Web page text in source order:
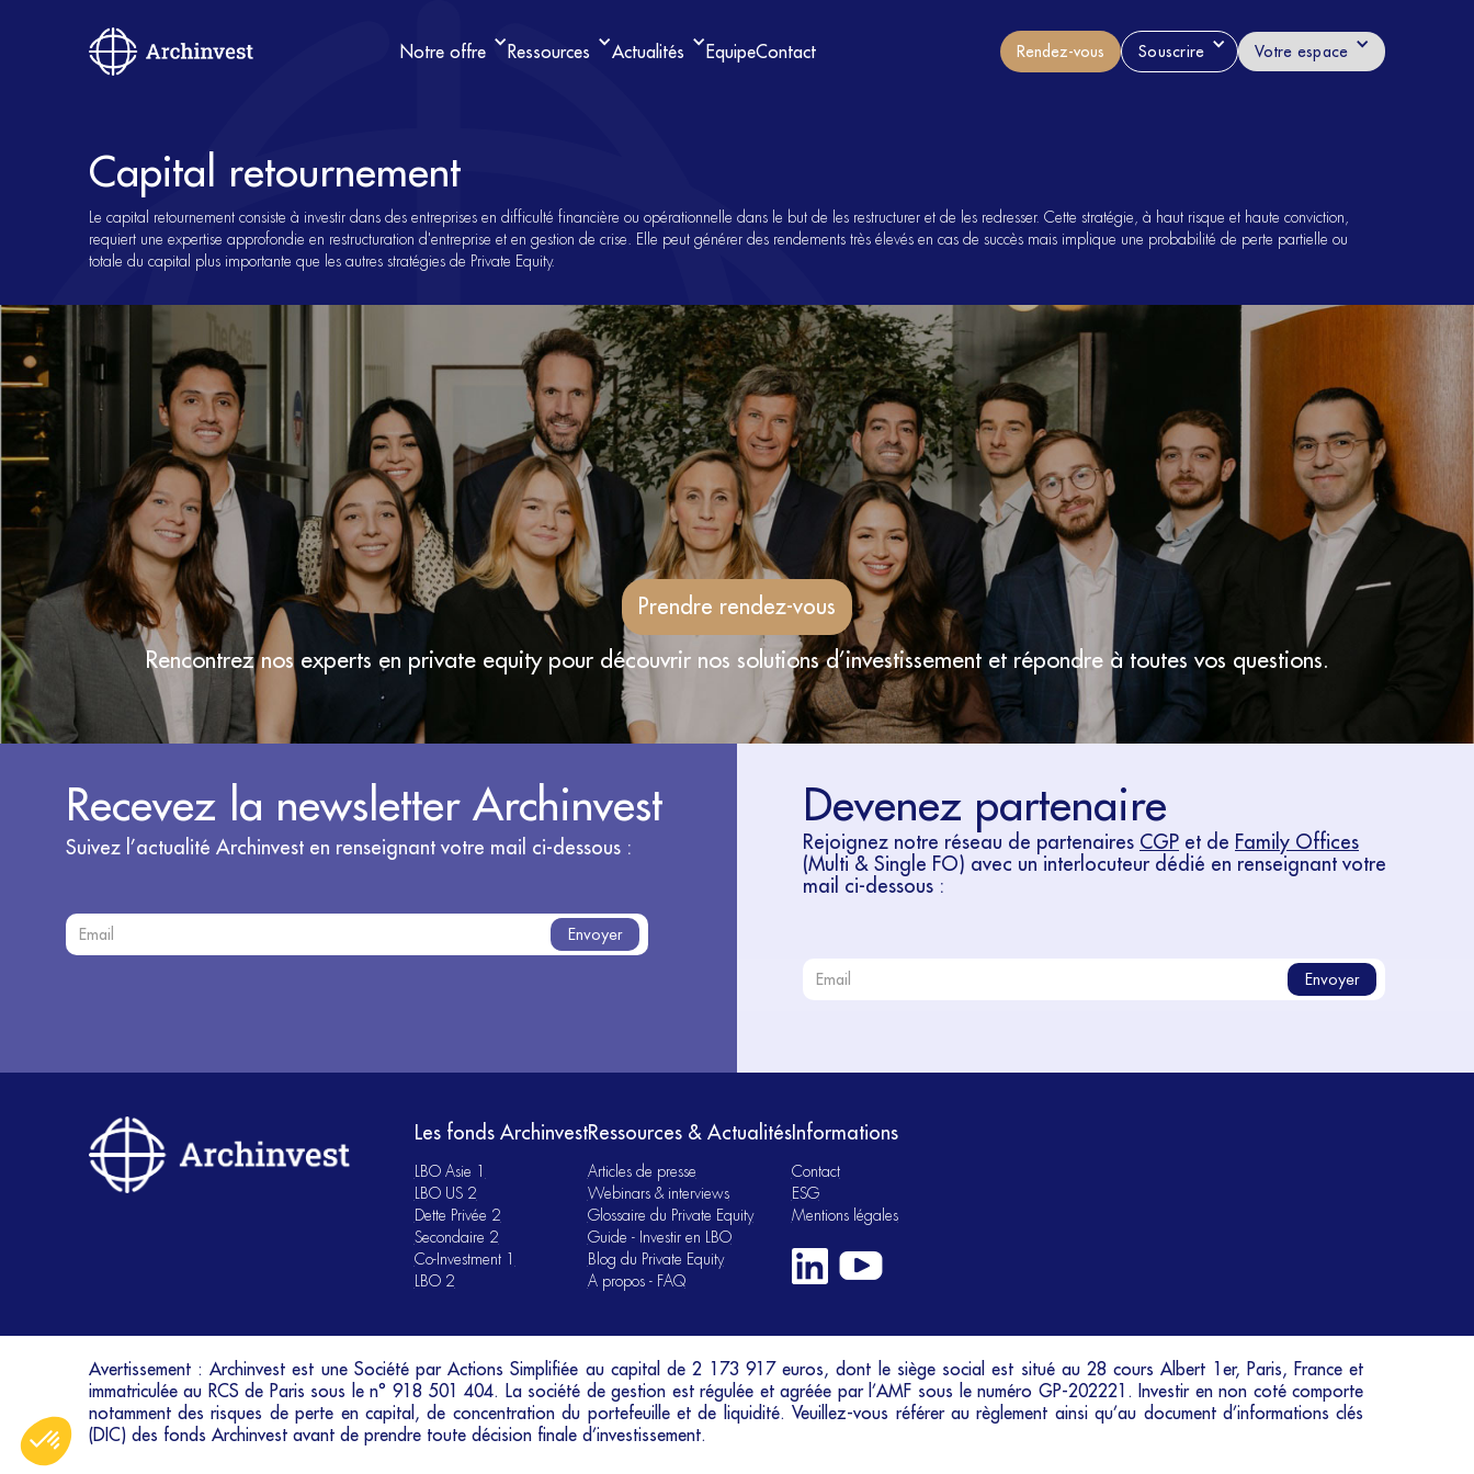
Notre offre Ressources Actualités EquipeContact Rendez-vous Souscrire Votre espace
Capital retournement
Le capital retournement consiste à investir dans des entreprises en difficulté financière ou opérationnelle dans le but de les restructurer et de les redresser. Cette stratégie, à haut risque et haute conviction,
requiert une expertise approfondie en restructuration d'entreprise et en gestion de crise. Elle peut générer des rendements très élevés en cas de succès mais implique une probabilité de perte partielle ou
totale du capital plus importante que les autres stratégies de Private Equity.
Prendre rendez-vous
Rencontrez nos experts en private equity pour découvrir nos solutions d’investissement et répondre à toutes vos questions.
Recevez la newsletter Archinvest
Suivez l’actualité Archinvest en renseignant votre mail ci-dessous :
Devenez partenaire
Rejoignez notre réseau de partenaires CGP et de Family Offices
(Multi & Single FO) avec un interlocuteur dédié en renseignant votre
mail ci-dessous :
Les fonds Archinvest
LBO Asie 1
LBO US 2
Dette Privée 2
Secondaire 2
Co-Investment 1
LBO 2
Ressources & Actualités
Articles de presse
Webinars & interviews
Glossaire du Private Equity
Guide - Investir en LBO
Blog du Private Equity
A propos - FAQ
Informations
Contact
ESG
Mentions légales
Avertissement : Archinvest est une Société par Actions Simplifiée au capital de 2 173 917 euros, dont le siège social est situé au 28 cours Albert 1er, Paris, France et
immatriculée au RCS de Paris sous le n° 918 501 404. La société de gestion est régulée et agréée par l’AMF sous le numéro GP-202221. Investir en non coté comporte
notamment des risques de perte en capital, de concentration du portefeuille et de liquidité. Veuillez-vous référer au règlement ainsi qu’au document d’informations clés
(DIC) des fonds Archinvest avant de prendre toute décision finale d’investissement.